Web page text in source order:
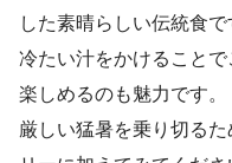
した素晴らしい伝統食で
冷たい汁をかけること
楽しめるのも魅力です。
厳しい猛暑を乗り切る